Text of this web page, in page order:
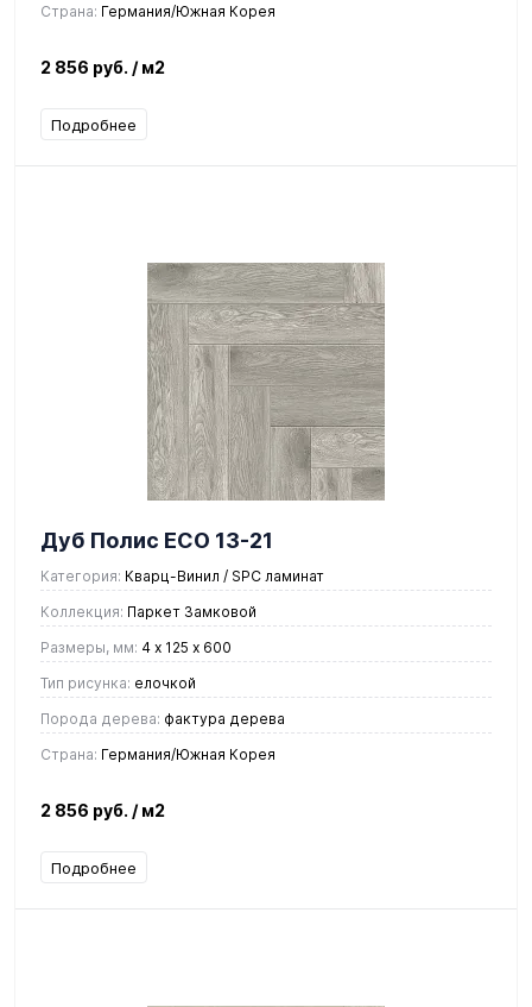
Страна: Германия/Южная Корея
2 856 руб. / м2
Подробнее
Дуб Полис ЕСО 13-21
Категория: Кварц-Винил / SPC ламинат
Коллекция: Паркет Замковой
Размеры, мм: 4 х 125 х 600
Тип рисунка: елочкой
Порода дерева: фактура дерева
Страна: Германия/Южная Корея
2 856 руб. / м2
Подробнее